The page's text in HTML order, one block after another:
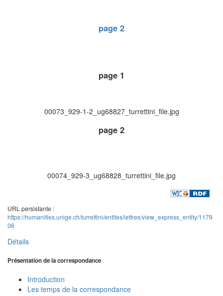
page 2
page 1
00073_929-1-2_ug68827_turrettini_file.jpg
page 2
00074_929-3_ug68828_turrettini_file.jpg
URL persistante :
https://humanities.unige.ch/turrettini/entites/lettres/view_express_entity/1179
06
Détails
Présentation de la correspondance
Introduction
Les temps de la correspondance